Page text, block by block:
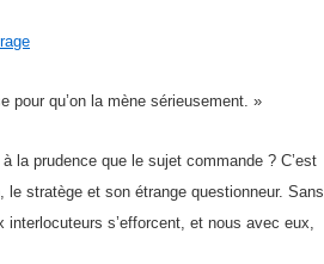
pour qu’on la mène sérieusement. »
la prudence que le sujet commande ? C’est
stratège et son étrange questionneur. Sans
interlocuteurs s’efforcent, et nous avec eux,